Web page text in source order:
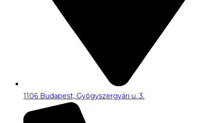
1106 Budapest, Gyógyszergyári u. 3.